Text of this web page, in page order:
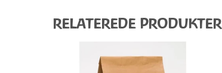
RELATEREDE PRODUKTER